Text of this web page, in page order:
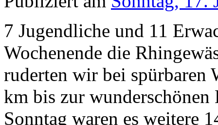
7 Jugendliche und 11
Wochenende die
ruderten wir bei spürbaren
km bis zur
Sonntag waren es weitere